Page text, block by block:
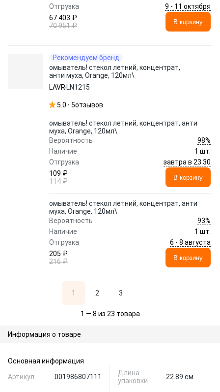
Отгрузка
9 - 11 октября
67 403 ₽
70 951 ₽
В корзину
Рекомендуем бренд
омыватель! стекол летний, концентрат,
анти муха, Orange, 120мл\
LAVR LN1215
5.0 5отзывов
омыватель! стекол летний, концентрат, анти
муха, Orange, 120мл\
Вероятность
98%
Наличие
1 шт.
Отгрузка
завтра в 23:30
109 ₽
114 ₽
В корзину
омыватель! стекол летний, концентрат, анти
муха, Orange, 120мл\
Вероятность
93%
Наличие
1 шт.
Отгрузка
6 - 8 августа
205 ₽
216 ₽
В корзину
1 2 3
1 — 8 из 23 товара
Информация о товаре
Основная информация
Артикул
001986807111
Длина
упаковки
22.89 см